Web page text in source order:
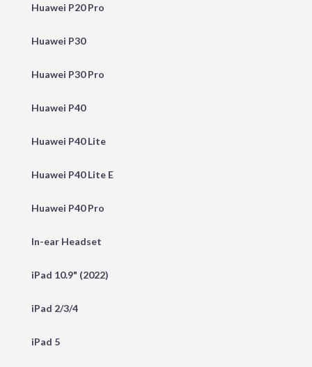
Huawei P20 Pro
Huawei P30
Huawei P30 Pro
Huawei P40
Huawei P40 Lite
Huawei P40 Lite E
Huawei P40 Pro
In-ear Headset
iPad 10.9" (2022)
iPad 2/3/4
iPad 5